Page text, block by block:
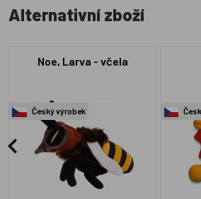
Alternativní zboží
Noe, Larva - včela
Český výrobek